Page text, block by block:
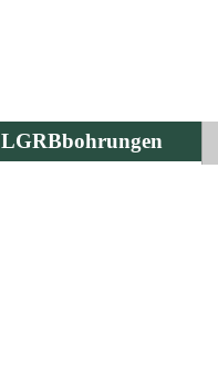
LGRBbohrungen